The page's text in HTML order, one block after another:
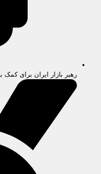
رهبر بازار ایران برای کمک